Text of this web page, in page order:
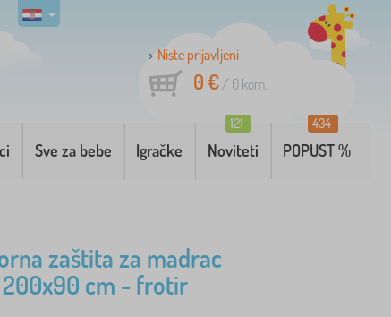
Niste prijavljeni
0 €/ 0 kom.
Sve za bebe Igračke Noviteti
121
POPUST %
434
zaštita za madrac
200x90 cm - frotir